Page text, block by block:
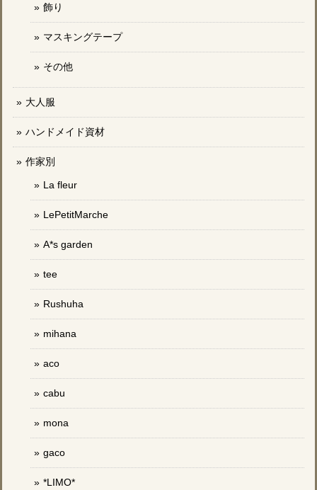
飾り
マスキングテープ
その他
大人服
ハンドメイド資材
作家別
La fleur
LePetitMarche
A*s garden
tee
Rushuha
mihana
aco
cabu
mona
gaco
*LIMO*